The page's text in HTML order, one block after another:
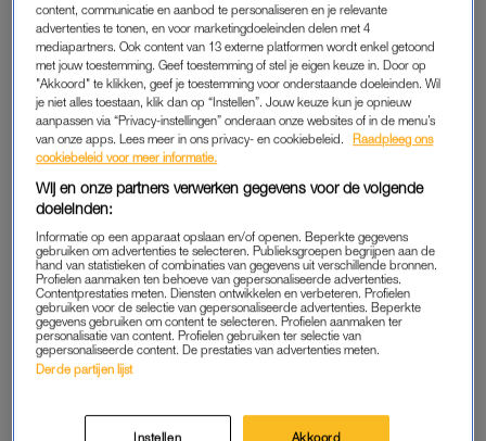
Nederland konden niets meer doen en ik ging vrolijk naar het
buitenland, dat was fout van mij.” Ook komt het verlies van zijn
broer Friso ter sprake.
PODCAST KONING
‘Morgenochtend om 7.00 uur verschijnen de eerste drie
afleveringen in alle openbare podcast-apps, zoals Spotify,
Google Podcasts, en Podimo’, schrijft het Koninklijk Huis bij de
aankondiging. In de komende weken komt elke
donderdagochtend een nieuwe aflevering online. Per
aflevering staat steedséén jaar koningschapcentraal.
PLEZIER
Juist door de kans van reflectie heb ik nog meer zin om de
content, communicatie en aanbod te personaliseren en je relevante
advertenties te tonen, en voor marketingdoeleinden delen met 4
mediapartners. Ook content van 13 externe platformen wordt enkel getoond
met jouw toestemming. Geef toestemming of stel je eigen keuze in. Door op
"Akkoord" te klikken, geef je toestemming voor onderstaande doeleinden. Wil
je niet alles toestaan, klik dan op “Instellen”. Jouw keuze kun je opnieuw
aanpassen via “Privacy-instellingen” onderaan onze websites of in de menu’s
van onze apps. Lees meer in ons privacy- en cookiebeleid.
Raadpleeg ons
cookiebeleid voor meer informatie.
Wij en onze partners verwerken gegevens voor de volgende
doeleinden:
Informatie op een apparaat opslaan en/of openen. Beperkte gegevens
gebruiken om advertenties te selecteren. Publieksgroepen begrijpen aan de
hand van statistieken of combinaties van gegevens uit verschillende bronnen.
Profielen aanmaken ten behoeve van gepersonaliseerde advertenties.
Contentprestaties meten. Diensten ontwikkelen en verbeteren. Profielen
gebruiken voor de selectie van gepersonaliseerde advertenties. Beperkte
gegevens gebruiken om content te selecteren. Profielen aanmaken ter
personalisatie van content. Profielen gebruiken ter selectie van
gepersonaliseerde content. De prestaties van advertenties meten.
Derde partijen lijst
Instellen Akkoord